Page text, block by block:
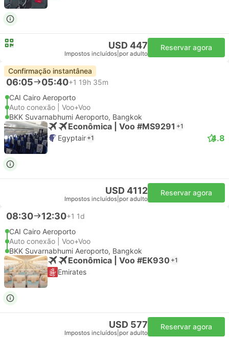
USD 447
Impostos incluídos por adulto
Reservar agora
Confirmação instantânea
06:05 05:40+1 19h 35m
CAI Cairo Aeroporto
Auto conexão | Voo+Voo
BKK Suvarnabhumi Aeroporto, Bangkok
Econômica | Voo #MS9291 +1
Egyptair +1 4.8
USD 4112
Impostos incluídos por adulto
Reservar agora
08:30 12:30+1 1d
CAI Cairo Aeroporto
Auto conexão | Voo+Voo
BKK Suvarnabhumi Aeroporto, Bangkok
Econômica | Voo #EK930 +1
Emirates
USD 577
Impostos incluídos por adulto
Reservar agora